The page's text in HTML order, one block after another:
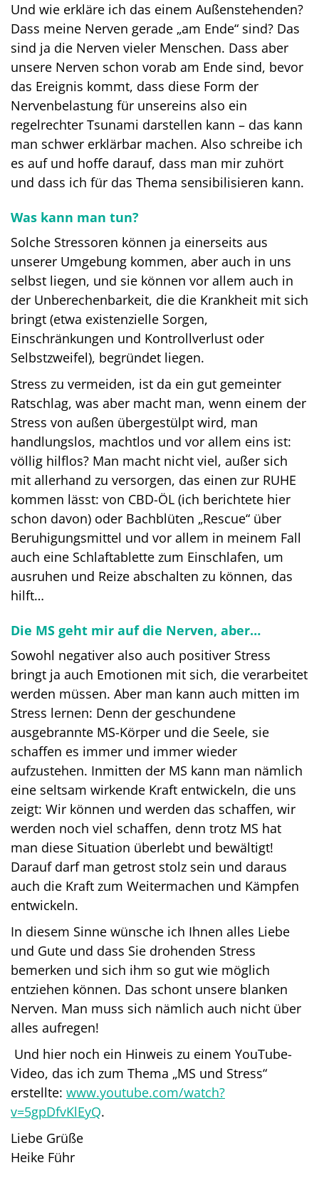
Und wie erkläre ich das einem Außenstehenden?
Dass meine Nerven gerade „am Ende“ sind? Das
sind ja die Nerven vieler Menschen. Dass aber
unsere Nerven schon vorab am Ende sind, bevor
das Ereignis kommt, dass diese Form der
Nervenbelastung für unsereins also ein
regelrechter Tsunami darstellen kann – das kann
man schwer erklärbar machen. Also schreibe ich
es auf und hoffe darauf, dass man mir zuhört
und dass ich für das Thema sensibilisieren kann.
Was kann man tun?
Solche Stressoren können ja einerseits aus
unserer Umgebung kommen, aber auch in uns
selbst liegen, und sie können vor allem auch in
der Unberechenbarkeit, die die Krankheit mit sich
bringt (etwa existenzielle Sorgen,
Einschränkungen und Kontrollverlust oder
Selbstzweifel), begründet liegen.
Stress zu vermeiden, ist da ein gut gemeinter
Ratschlag, was aber macht man, wenn einem der
Stress von außen übergestülpt wird, man
handlungslos, machtlos und vor allem eins ist:
völlig hilflos? Man macht nicht viel, außer sich
mit allerhand zu versorgen, das einen zur RUHE
kommen lässt: von CBD-ÖL (ich berichtete hier
schon davon) oder Bachblüten „Rescue“ über
Beruhigungsmittel und vor allem in meinem Fall
auch eine Schlaftablette zum Einschlafen, um
ausruhen und Reize abschalten zu können, das
hilft…
Die MS geht mir auf die Nerven, aber…
Sowohl negativer also auch positiver Stress
bringt ja auch Emotionen mit sich, die verarbeitet
werden müssen. Aber man kann auch mitten im
Stress lernen: Denn der geschundene
ausgebrannte MS-Körper und die Seele, sie
schaffen es immer und immer wieder
aufzustehen. Inmitten der MS kann man nämlich
eine seltsam wirkende Kraft entwickeln, die uns
zeigt: Wir können und werden das schaffen, wir
werden noch viel schaffen, denn trotz MS hat
man diese Situation überlebt und bewältigt!
Darauf darf man getrost stolz sein und daraus
auch die Kraft zum Weitermachen und Kämpfen
entwickeln.
In diesem Sinne wünsche ich Ihnen alles Liebe
und Gute und dass Sie drohenden Stress
bemerken und sich ihm so gut wie möglich
entziehen können. Das schont unsere blanken
Nerven. Man muss sich nämlich auch nicht über
alles aufregen!
Und hier noch ein Hinweis zu einem YouTube-
Video, das ich zum Thema „MS und Stress“
erstellte: www.youtube.com/watch?
v=5gpDfvKlEyQ.
Liebe Grüße
Heike Führ